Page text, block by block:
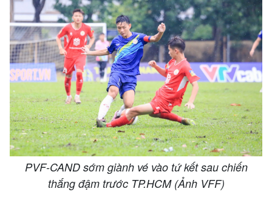
PVF-CAND sớm giành vé vào tứ kết sau chiến
thắng đậm trước TP.HCM (Ảnh VFF)